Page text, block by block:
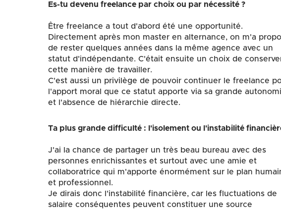
Es-tu devenu freelance par choix ou par nécessité ?
Être freelance a tout d'abord été une opportunité.
Directement après mon master en alternance, on m'a
de rester quelques années dans la même agence avec un
statut d'indépendante. C'était ensuite un choix de
cette manière de travailler.
C'est aussi un privilège de pouvoir continuer le freelance
l'apport moral que ce statut apporte via sa grande
et l'absence de hiérarchie directe.
Ta plus grande difficulté : l'isolement ou l'instabilité
J'ai la chance de partager un très beau bureau avec des
personnes enrichissantes et surtout avec une amie et
collaboratrice qui m'apporte énormément sur le plan
et professionnel.
Je dirais donc l'instabilité financière, car les fluctuations de
salaire conséquentes peuvent constituer une source